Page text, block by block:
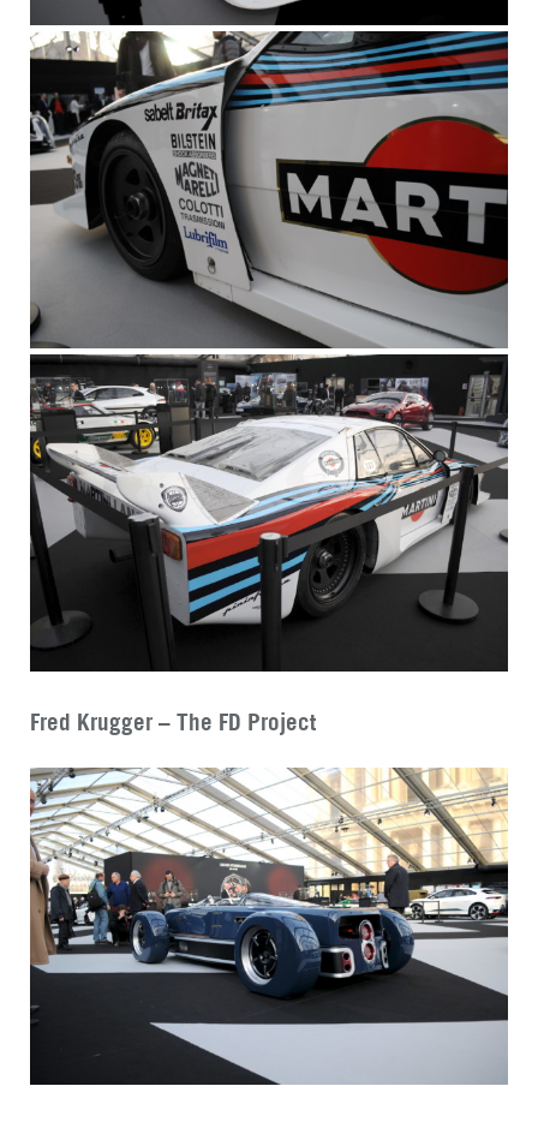
Fred Krugger – The FD Project